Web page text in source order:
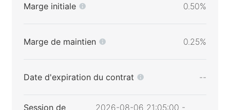
Marge initiale 0.50%
Marge de maintien 0.25%
Date d'expiration du contrat --
Session de 2026-08-06 21:05:00 -